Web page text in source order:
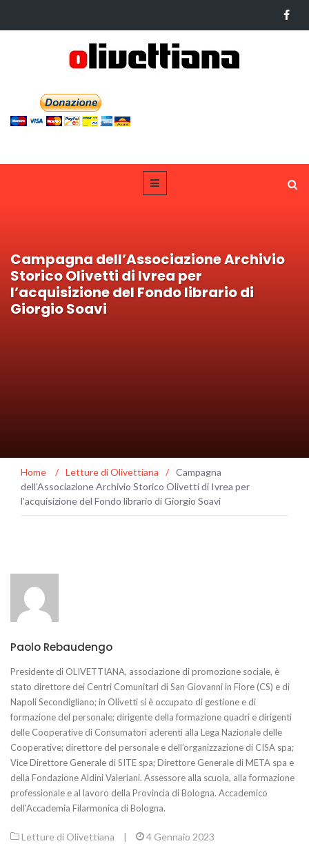
Campagna dell’Associazione Archivio
Storico Olivetti di Ivrea per
l’acquisizione del Fondo librario di
Giorgio Soavi
Home / Letture di Olivettiana / Campagna
dell’Associazione Archivio Storico Olivetti di Ivrea per
l’acquisizione del Fondo librario di Giorgio Soavi
Paolo Rebaudengo
Presidente di OLIVETTIANA, associazione di promozione sociale, è
stato direttore dei Centri Comunitari di San Giovanni in Fiore (CS) e di
Napoli Secondigliano; in Olivetti si è occupato di gestione e di
formazione del personale; dirigente della formazione quadri e dirigenti
delle Cooperative di Consumatori aderenti alla Lega Nazionale delle
Cooperative; direttore del personale e dell’organizzazione di CISA spa;
Vice Direttore Generale di SITE spa; Direttore Generale di META spa e
della Fondazione Aldini Valeriani. Assessore alla scuola, alla formazione
professionale e al lavoro della Provincia di Bologna. Accademico
dell'Accademia Filarmonica di Bologna.
Letture di Olivettiana | 4 Gennaio 2023